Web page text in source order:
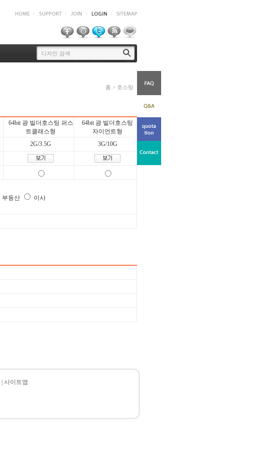
홈 > 호스팅
64bit 광 빌더호스팅 퍼스
트클래스형
64bit 광 빌더호스팅
자이언트형
2G/3.5G
3G/10G
부동산
이사
사이트맵